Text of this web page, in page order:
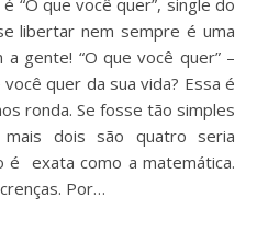
“O que você quer”, single do
libertar nem sempre é uma
gente! “O que você quer” –
quer da sua vida? Essa é
ronda. Se fosse tão simples
dois são quatro seria
é exata como a matemática.
Por…